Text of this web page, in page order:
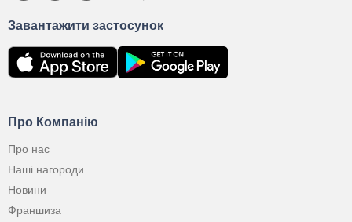
Про Компанію
Про нас
Наші нагороди
Новини
Франшиза
Завантажити застосунок